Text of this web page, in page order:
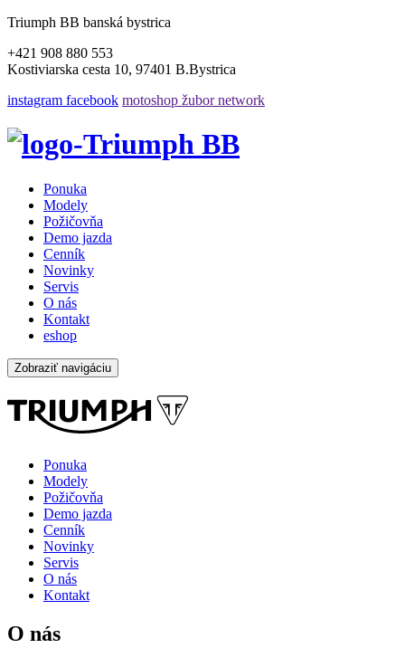
Triumph BB banská bystrica
+421 908 880 553
Kostiviarska cesta 10, 97401 B.Bystrica
instagram facebook motoshop žubor network
Ponuka
Modely
Požičovňa
Demo jazda
Cenník
Novinky
Servis
O nás
Kontakt
eshop
Zobraziť navigáciu
Ponuka
Modely
Požičovňa
Demo jazda
Cenník
Novinky
Servis
O nás
Kontakt
O nás